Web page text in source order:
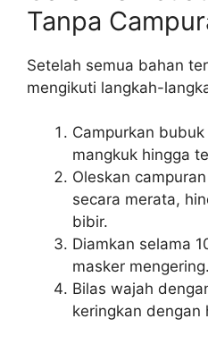
Tanpa
Setelah semua bahan
mengikuti langkah-
Campurkan
mangkuk hingga
Oleskan
secara merata,
bibir.
Diamkan selama
masker mengering.
Bilas wajah
keringkan dengan